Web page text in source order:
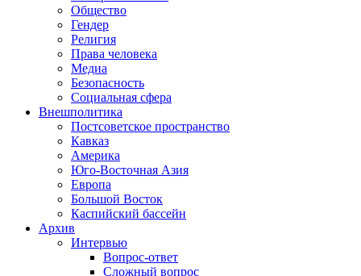
Общество
Гендер
Религия
Права человека
Медиа
Безопасность
Социальная сфера
Внешполитика
Постсоветское пространство
Кавказ
Америка
Юго-Восточная Азия
Европа
Большой Восток
Каспийский бассейн
Архив
Интервью
Вопрос-ответ
Сложный вопрос